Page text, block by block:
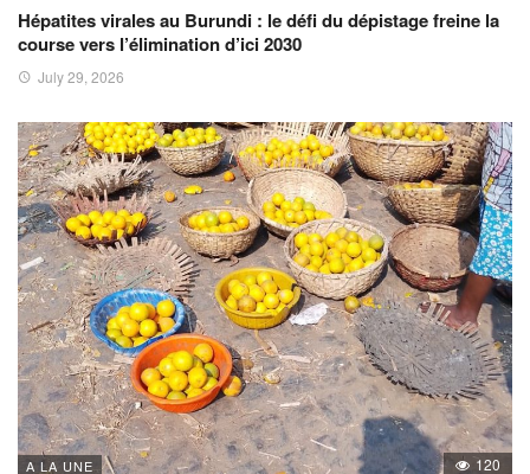
Hépatites virales au Burundi : le défi du dépistage freine la
course vers l’élimination d’ici 2030
July 29, 2026
A LA UNE 120